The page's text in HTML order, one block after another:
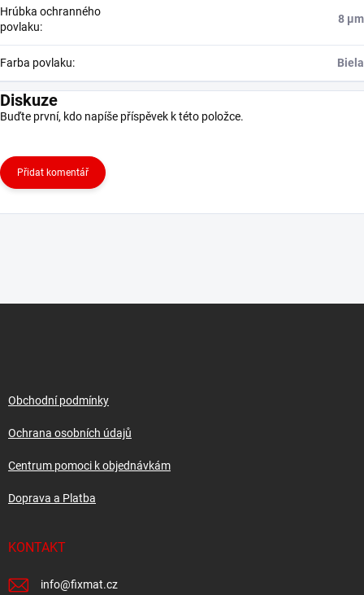
Hrúbka ochranného
povlaku:
8 μm
Farba povlaku: Biela
Diskuze
Buďte první, kdo napíše příspěvek k této položce.
Přidat komentář
Obchodní podmínky
Ochrana osobních údajů
Centrum pomoci k objednávkám
Doprava a Platba
KONTAKT
info@fixmat.cz